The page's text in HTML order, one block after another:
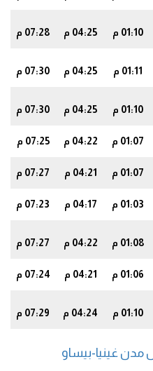
01:10 م 04:25 م 07:28 م
01:11 م 04:25 م 07:30 م
01:10 م 04:25 م 07:30 م
01:07 م 04:22 م 07:25 م
01:07 م 04:21 م 07:27 م
01:03 م 04:17 م 07:23 م
01:08 م 04:22 م 07:27 م
01:06 م 04:21 م 07:24 م
01:10 م 04:24 م 07:29 م
مدن غينيا-بيساو